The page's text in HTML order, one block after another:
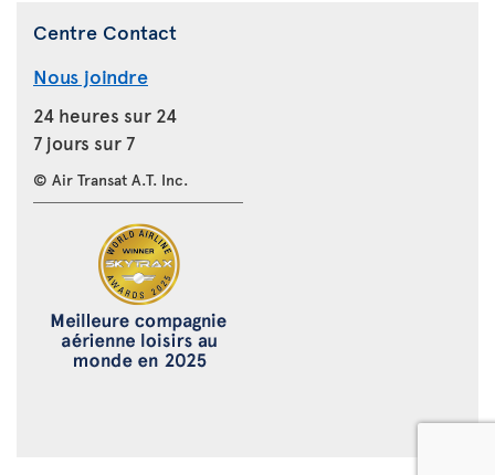
Centre Contact
Nous joindre
24 heures sur 24
7 jours sur 7
© Air Transat A.T. Inc.